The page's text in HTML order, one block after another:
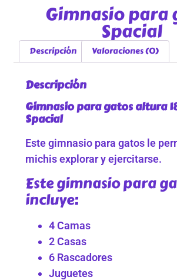
Gimnasio para
Spacial
Descripción Valoraciones (0)
Descripción
Gimnasio para gatos altura
Spacial
Este gimnasio para gatos le
michis explorar y ejercitarse.
Este gimnasio para
incluye:
4 Camas
2 Casas
6 Rascadores
Juguetes